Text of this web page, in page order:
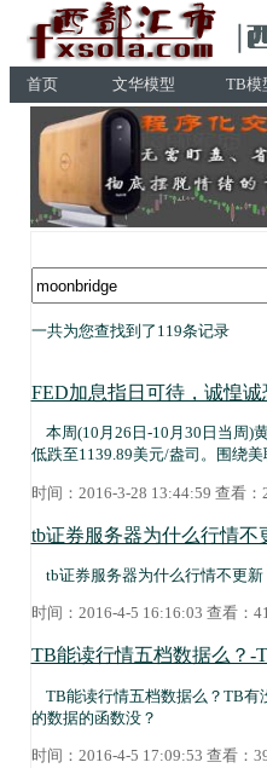
首页 文华模型 TB模
一共为您查找到了119条记录
FED加息指日可待，诚惶
本周(10月26日-10月30日当周)
低跌至1139.89美元/盎司。围绕
时间：2016-3-28 13:44:59 查看：
tb证券服务器为什么行情不
tb证券服务器为什么行情不更新
时间：2016-4-5 16:16:03 查看：
TB能读行情五档数据么？-
TB能读行情五档数据么？TB有
的数据的函数没？
时间：2016-4-5 17:09:53 查看：